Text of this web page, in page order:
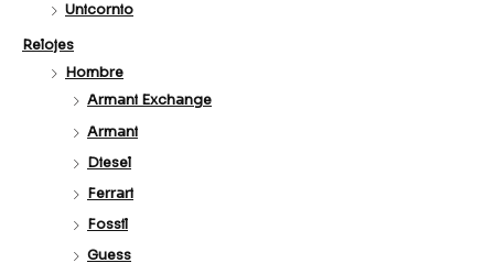
Unicornio
Relojes
Hombre
Armani Exchange
Armani
Diesel
Ferrari
Fossil
Guess